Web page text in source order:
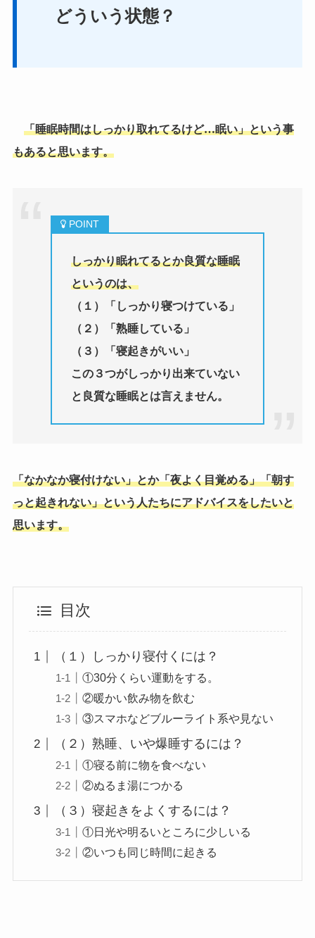
どういう状態？
「睡眠時間はしっかり取れてるけど…眠い」という事
もあると思います。
しっかり眠れてるとか良質な睡眠
というのは、
（１）「しっかり寝つけている」
（２）「熟睡している」
（３）「寝起きがいい」
この３つがしっかり出来ていない
と良質な睡眠とは言えません。
「なかなか寝付けない」とか「夜よく目覚める」「朝す
っと起きれない」という人たちにアドバイスをしたいと
思います。
目次
（１）しっかり寝付くには？
①30分くらい運動をする。
②暖かい飲み物を飲む
③スマホなどブルーライト系や見ない
（２）熟睡、いや爆睡するには？
①寝る前に物を食べない
②ぬるま湯につかる
（３）寝起きをよくするには？
①日光や明るいところに少しいる
②いつも同じ時間に起きる